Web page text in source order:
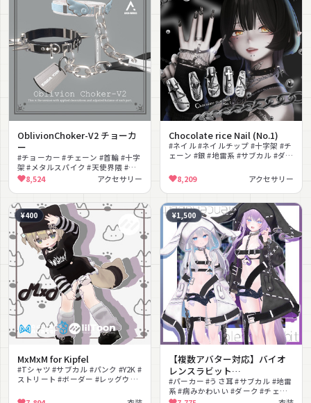
OblivionChoker-V2 チョーカ
ー
#チョーカー #チェーン #首輪 #十字
架 #メタルスパイク #天使界隈 #地
雷系 #サブカル #ロック #ドッグタ
8,524 アクセサリー
Chocolate rice Nail (No.1)
#ネイル #ネイルチップ #十字架 #チ
ェーン #銀 #地雷系 #サブカル #ダー
8,209 アクセサリー
¥400
MxMxM for Kipfel
#Tシャツ #サブカル #パンク #Y2K #
ストリート #ボーダー #レッグウォ
#lilToon対応
¥1,500
【複数アバター対応】バイオ
レンスラビット
#ViolenceRabbit
#パーカー #うさ耳 #サブカル #地雷
系 #病みかわいい #ダーク #チェー
ン #ベルト #ショートパンツ #ガー